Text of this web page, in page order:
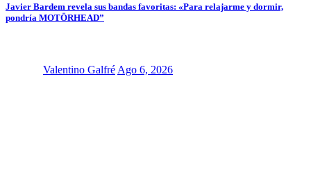
Javier Bardem revela sus bandas favoritas: «Para relajarme y dormir,
pondría MOTÖRHEAD”
Valentino Galfré Ago 6, 2026